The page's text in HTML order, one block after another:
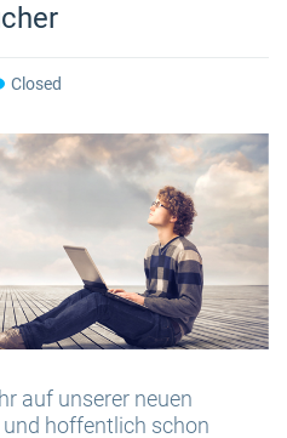
Closed
auf unserer neuen
hoffentlich schon